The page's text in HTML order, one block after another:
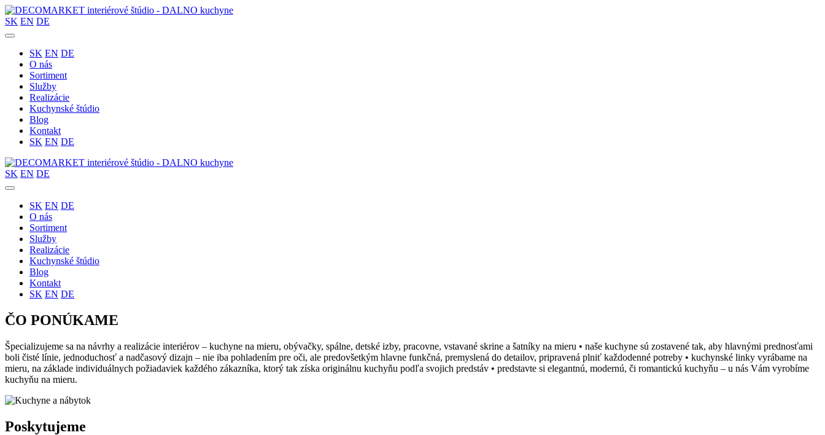
SK EN DE
SK EN DE
O nás
Sortiment
Služby
Realizácie
Kuchynské štúdio
Blog
Kontakt
SK EN DE
SK EN DE
SK EN DE
O nás
Sortiment
Služby
Realizácie
Kuchynské štúdio
Blog
Kontakt
SK EN DE
ČO PONÚKAME
Špecializujeme sa na návrhy a realizácie interiérov – kuchyne na mieru, obývačky, spálne, detské izby, pracovne, vstavané skrine a šatníky na mieru • naše kuchyne sú zostavené tak, aby hlavnými prednosťami
boli čisté línie, jednoduchosť a nadčasový dizajn – nie iba pohladením pre oči, ale predovšetkým hlavne funkčná, premyslená do detailov, pripravená plniť každodenné potreby • kuchynské linky vyrábame na
mieru, na základe individuálnych požiadaviek každého zákazníka, ktorý tak získa originálnu kuchyňu podľa svojich predstáv • predstavte si elegantnú, modernú, či romantickú kuchyňu – u nás Vám vyrobíme
kuchyňu na mieru.
Poskytujeme